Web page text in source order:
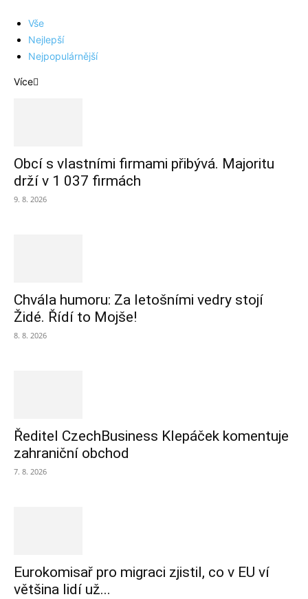
Vše
Nejlepší
Nejpopulárnější
Více
Obcí s vlastními firmami přibývá. Majoritu
drží v 1 037 firmách
9. 8. 2026
Chvála humoru: Za letošními vedry stojí
Židé. Řídí to Mojše!
8. 8. 2026
Ředitel CzechBusiness Klepáček komentuje
zahraniční obchod
7. 8. 2026
Eurokomisař pro migraci zjistil, co v EU ví
většina lidí už...